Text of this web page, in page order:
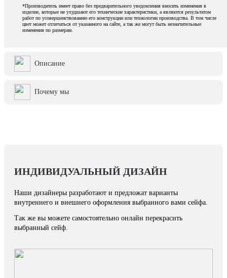
*Производитель имеет право без предварительного уведомления вносить изменения в
изделие, которые не ухудшают его технические характеристики, а являются результатом
работ по усовершенствованию его конструкции или технологии производства. В том числе
цвет может отличаться от указанного на сайте, а так же могут быть незначительные
изменения по размерам.
Описание
Почему мы
ИНДИВИДУАЛЬНЫЙ ДИЗАЙН
Наши дизайнеры разработают и предложат варианты
внутреннего и внешнего оформления выбранного вами сейфа.
Так же вы можете самостоятельно онлайн перекрасить
выбранный сейф.